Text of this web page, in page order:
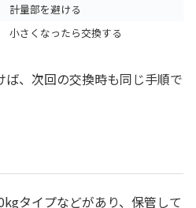
計量部を避ける
小さくなったら交換する
ば、次回の交換時も同じ手順で
タイプなどがあり、保管して